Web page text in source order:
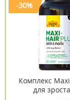
-30%
Комплекс
для